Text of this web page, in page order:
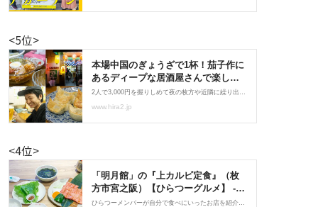
<5位>
<4位>